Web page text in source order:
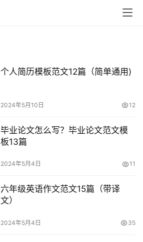
个人简历模板范文12篇（简单通用)
2024年5月10日 12
毕业论文怎么写？毕业论文范文模
板13篇
2024年5月4日 11
六年级英语作文范文15篇（带译
文）
2024年5月4日 35